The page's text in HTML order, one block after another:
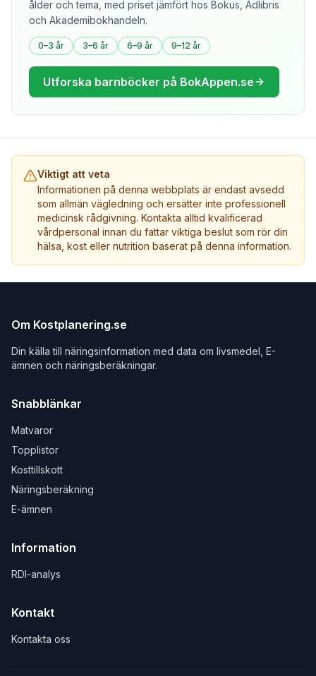
ålder och tema, med priset jämfört hos Bokus, Adlibris
och Akademibokhandeln.
0–3 år 3–6 år 6–9 år 9–12 år
Utforska barnböcker på BokAppen.se
Viktigt att veta
Informationen på denna webbplats är endast avsedd
som allmän vägledning och ersätter inte professionell
medicinsk rådgivning. Kontakta alltid kvalificerad
vårdpersonal innan du fattar viktiga beslut som rör din
hälsa, kost eller nutrition baserat på denna information.
Om Kostplanering.se
Din källa till näringsinformation med data om livsmedel, E-
ämnen och näringsberäkningar.
Snabblänkar
Matvaror
Topplistor
Kosttillskott
Näringsberäkning
E-ämnen
Information
RDI-analys
Kontakt
Kontakta oss